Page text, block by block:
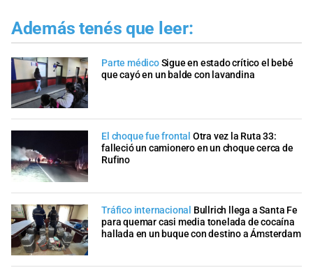
Además tenés que leer:
Parte médicoSigue en estado crítico el bebé
que cayó en un balde con lavandina
El choque fue frontal Otra vez la Ruta 33:
falleció un camionero en un choque cerca de
Rufino
Tráfico internacional Bullrich llega a Santa Fe
para quemar casi media tonelada de cocaína
hallada en un buque con destino a Ámsterdam